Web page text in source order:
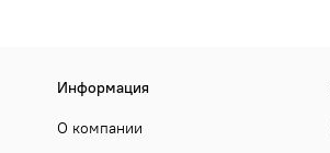
Информация
О компании